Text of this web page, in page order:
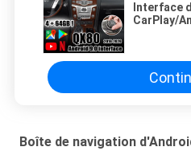
Interface
CarPlay/
QX50 QX80
Boîte de navigation